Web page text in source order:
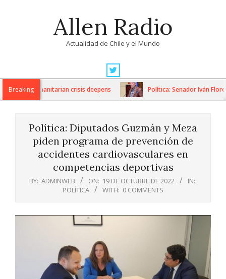
Allen Radio
Actualidad de Chile y el Mundo
Navigation
MenuBreaking
as humanitarian crisis deepens Política: Senador Iván Flores
Política: Diputados Guzmán y Meza
piden programa de prevención de
accidentes cardiovasculares en
competencias deportivas
BY: ADMINWEB ON: 19 DE OCTUBRE DE 2022
IN:
POLÍTICA
WITH: 0 COMMENTS